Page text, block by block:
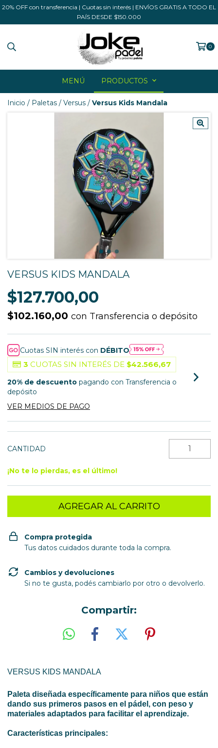
20% OFF con transferencia | Cuotas sin interés | ENVÍOS GRATIS A TODO EL
PAÍS DESDE $150.000
0
MENÚ PRODUCTOS
Inicio / Paletas / Versus / Versus Kids Mandala
VERSUS KIDS MANDALA
$127.700,00
$102.160,00 con Transferencia o depósito
Cuotas SIN interés con DÉBITO
3 CUOTAS SIN INTERÉS DE $42.566,67
20% de descuento pagando con Transferencia o
depósito
VER MEDIOS DE PAGO
CANTIDAD
¡No te lo pierdas, es el último!
Compra protegida
Tus datos cuidados durante toda la compra.
Cambios y devoluciones
Si no te gusta, podés cambiarlo por otro o devolverlo.
Compartir:
VERSUS KIDS MANDALA
Paleta diseñada específicamente para niños que están
dando sus primeros pasos en el pádel, con peso y
materiales adaptados para facilitar el aprendizaje.
Características principales: